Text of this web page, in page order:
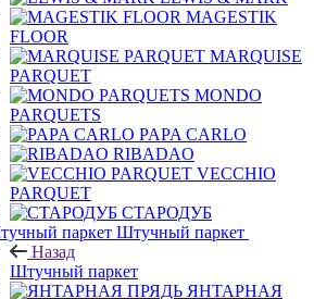
MAGESTIK
FLOOR
MARQUISE
PARQUET
MONDO
PARQUETS
PAPA CARLO
RIBADAO
VECCHIO
PARQUET
СТАРОДУБ
Штучный паркет
Назад
Штучный паркет
ЯНТАРНАЯ